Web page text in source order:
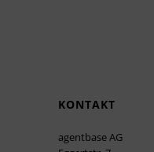
KONTAKT
agentbase AG